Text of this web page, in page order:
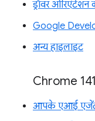
ड्रॉवर
Google
अन्य हाइलाइट
Chrome 141
आपके एआई एजेंट